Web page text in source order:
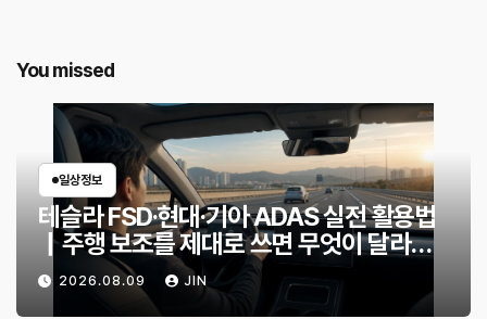
You missed
일상정보
테슬라 FSD·현대·기아 ADAS 실전 활용법
｜주행 보조를 제대로 쓰면 무엇이 달라질
까?2026.08.09 JIN